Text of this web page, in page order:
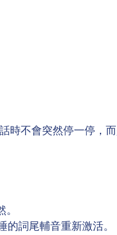
時不會突然停一停，
詞尾輔音重新激活。